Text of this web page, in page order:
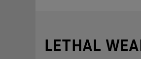
LETHAL